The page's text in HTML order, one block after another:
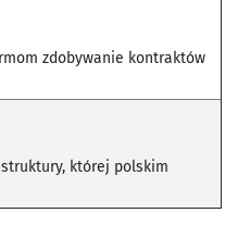
zdobywanie kontraktów
której polskim